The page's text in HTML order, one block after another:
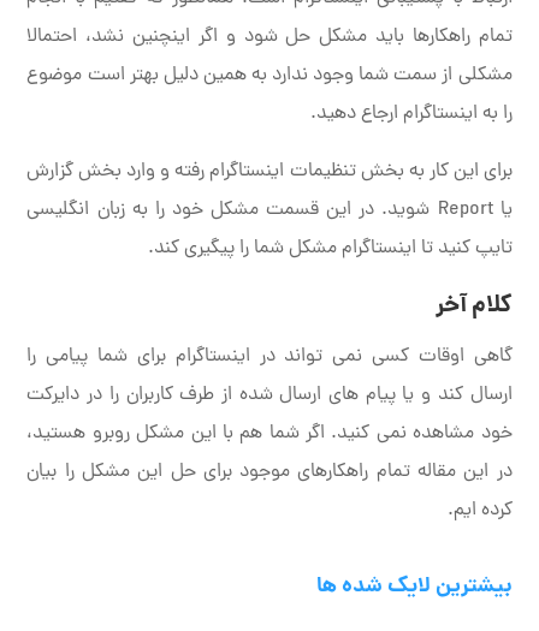
تمام راهکارها باید مشکل حل شود و اگر اینچنین نشد، احتمالا
مشکلی از سمت شما وجود ندارد به همین دلیل بهتر است موضوع
را به اینستاگرام ارجاع دهید.
برای این کار به بخش تنظیمات اینستاگرام رفته و وارد بخش گزارش
یا Report شوید. در این قسمت مشکل خود را به زبان انگلیسی
تایپ کنید تا اینستاگرام مشکل شما را پیگیری کند.
کلام آخر
گاهی اوقات کسی نمی تواند در اینستاگرام برای شما پیامی را
ارسال کند و یا پیام های ارسال شده از طرف کاربران را در دایرکت
خود مشاهده نمی کنید. اگر شما هم با این مشکل روبرو هستید،
در این مقاله تمام راهکارهای موجود برای حل این مشکل را بیان
کرده ایم.
بیشترین لایک شده ها